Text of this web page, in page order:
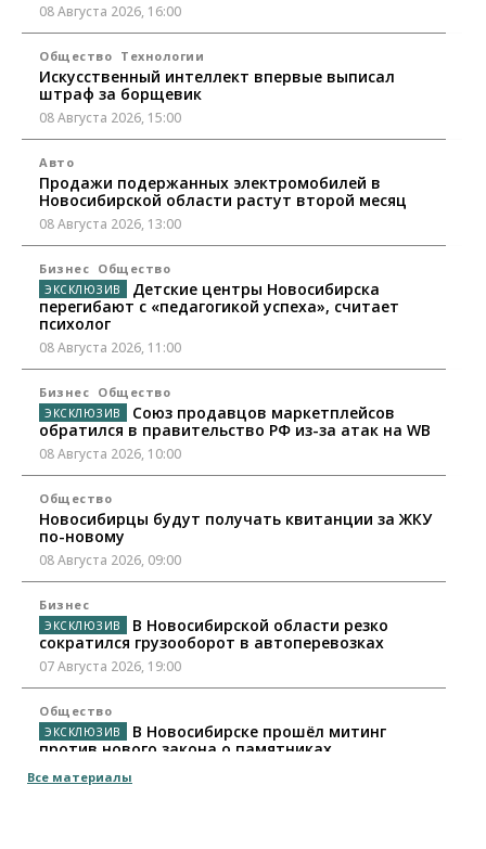
08 Августа 2026, 16:00
Общество Технологии
Искусственный интеллект впервые выписал
штраф за борщевик
08 Августа 2026, 15:00
Авто
Продажи подержанных электромобилей в
Новосибирской области растут второй месяц
08 Августа 2026, 13:00
Бизнес Общество
Детские центры Новосибирска
перегибают с «педагогикой успеха», считает
психолог
08 Августа 2026, 11:00
Бизнес Общество
Союз продавцов маркетплейсов
обратился в правительство РФ из-за атак на WB
08 Августа 2026, 10:00
Общество
Новосибирцы будут получать квитанции за ЖКУ
по-новому
08 Августа 2026, 09:00
Бизнес
В Новосибирской области резко
сократился грузооборот в автоперевозках
07 Августа 2026, 19:00
Общество
В Новосибирске прошёл митинг
против нового закона о памятниках
07 Августа 2026, 18:00
Все материалы